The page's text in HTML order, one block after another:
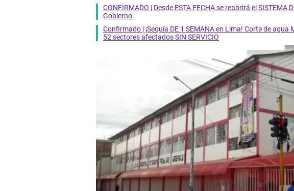
CONFIRMADO | Desde ESTA FECHA se reabrirá el
Gobierno
Confirmado | ¡Sequía DE 1 SEMANA en Lima! Corte de
52 sectores afectados SIN SERVICIO